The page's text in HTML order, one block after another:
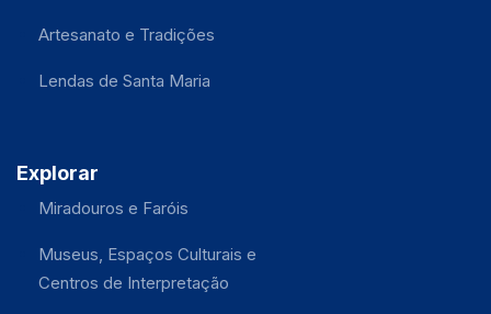
Artesanato e Tradições
Lendas de Santa Maria
Explorar
Miradouros e Faróis
Museus, Espaços Culturais e
Centros de Interpretação